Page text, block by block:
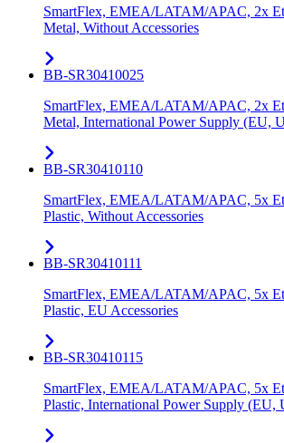
SmartFlex, EMEA/LATAM/APAC, 2x
Metal, Without Accessories
BB-SR30410025
SmartFlex, EMEA/LATAM/APAC, 2x
Metal, International Power Supply (EU,
BB-SR30410110
SmartFlex, EMEA/LATAM/APAC, 5x
Plastic, Without Accessories
BB-SR30410111
SmartFlex, EMEA/LATAM/APAC, 5x
Plastic, EU Accessories
BB-SR30410115
SmartFlex, EMEA/LATAM/APAC, 5x
Plastic, International Power Supply